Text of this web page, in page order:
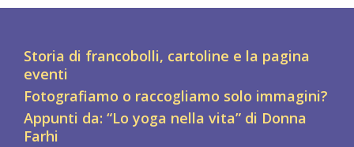
Storia di francobolli, cartoline e la pagina
eventi
Fotografiamo o raccogliamo solo immagini?
Appunti da: “Lo yoga nella vita” di Donna
Farhi